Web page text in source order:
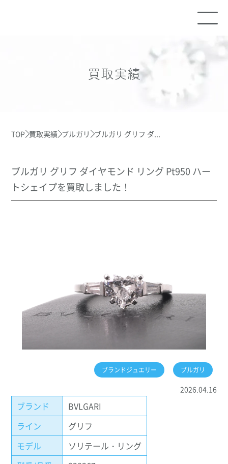
買取実績
TOP 買取実績 ブルガリ ブルガリ グリフ ダ...
ブルガリ グリフ ダイヤモンド リング Pt950 ハー
トシェイプを買取しました！
ブランドジュエリー ブルガリ
2026.04.16
ブランド
BVLGARI
ライン
グリフ
モデル
ソリテール・リング